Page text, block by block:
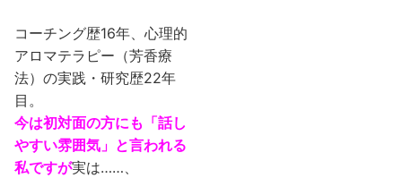
コーチング歴16年、心理的
アロマテラピー（芳香療
法）の実践・研究歴22年
目。
今は初対面の方にも「話し
やすい雰囲気」と言われる
私ですが実は……、